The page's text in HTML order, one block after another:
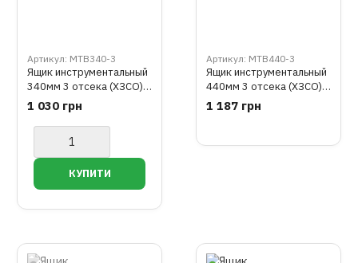
Артикул: MTB340-3
Ящик инструментальный
340мм 3 отсека (ХЗСО)
ЯЩ330-3 MTB340-3
1 030 грн
Артикул: MTB440-3
Ящик инструментальный
440мм 3 отсека (ХЗСО)
ЯЩ430-3 MTB440-3
1 187 грн